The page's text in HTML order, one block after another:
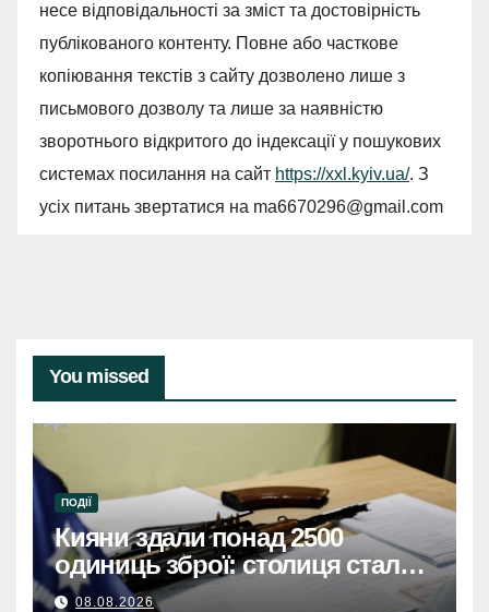
несе відповідальності за зміст та достовірність
публікованого контенту. Повне або часткове
копіювання текстів з сайту дозволено лише з
письмового дозволу та лише за наявністю
зворотнього відкритого до індексації у пошукових
системах посилання на сайт https://xxl.kyiv.ua/. З
усіх питань звертатися на ma6670296@gmail.com
You missed
ПОДІЇ
Кияни здали понад 2500
одиниць зброї: столиця стала
безпечнішою
08.08.2026